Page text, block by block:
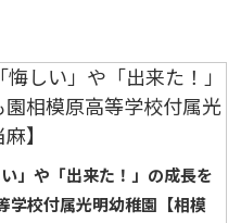
」や「出来た！」の成長を
学校付属光明幼稚園【相模